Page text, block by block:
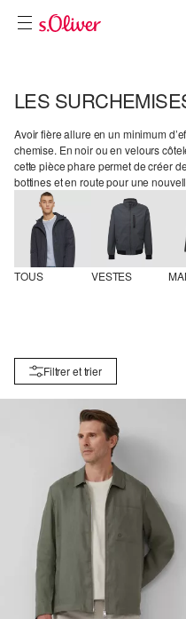
LES
Avoir fière allure en un minimum
chemise. En noir ou en velours
cette pièce phare permet de créer
bottines et en route pour une
TOUS VESTES
Filtrer et trier